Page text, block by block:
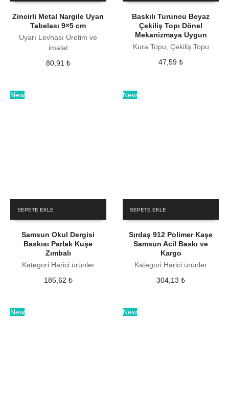
Zincirli Metal Nargile Uyarı
Tabelası 9×5 cm
Uyarı Levhası Üretim ve
imalat
80,91 ₺
Baskılı Turuncu Beyaz
Çekiliş Topı Dönel
Mekanizmaya Uygun
Kura Topu, Çekiliş Topu
47,59₺
New
SEPETE EKLE
Samsun Okul Dergisi
Baskısı Parlak Kuşe
Zımbalı
Kategori Harici ürünler
185,62 ₺
New
SEPETE EKLE
Sırdaş 912 Polimer Kaşe
Samsun Acil Baskı ve
Kargo
Kategori Harici ürünler
304,13₺
New New